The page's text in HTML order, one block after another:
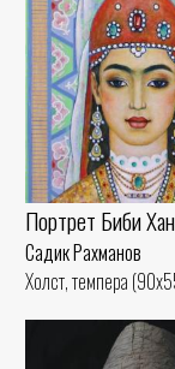
Портрет Биби
Садик Рахманов
Холст, темпера